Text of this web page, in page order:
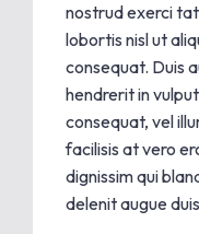
nostrud exerci
lobortis nisl ut
consequat. Duis
hendrerit in
consequat, vel
facilisis at vero
dignissim qui
delenit augue